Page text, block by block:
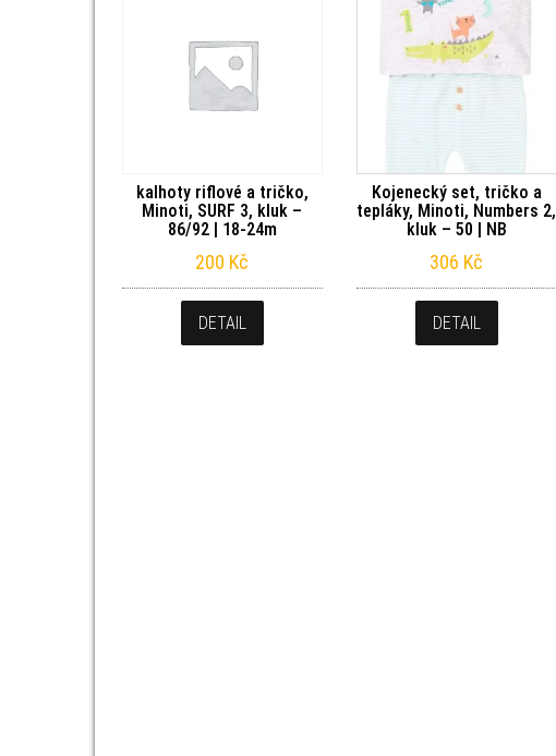
kalhoty riflové a tričko,
Minoti, SURF 3, kluk –
86/92 | 18-24m
200 Kč
DETAIL
Kojenecký set, tričko a
tepláky, Minoti, Numbers 2,
kluk – 50 | NB
306 Kč
DETAIL